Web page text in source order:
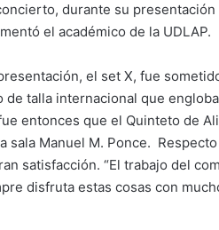
durante su
el académico de la UDLAP.
el set X, fue
de talla internacional que
entonces que el Quinteto de
sala Manuel M. Ponce.
satisfacción. “El trabajo del
disfruta estas cosas con